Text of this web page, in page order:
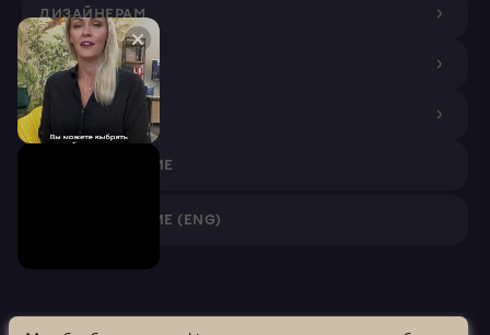
ДИЗАЙНЕРАМ
ПОКУПАТЕЛЯМ
ПАРТНЕРАМ
VR ПРИЛОЖЕНИЕ
VR ПРИЛОЖЕНИЕ (ENG)